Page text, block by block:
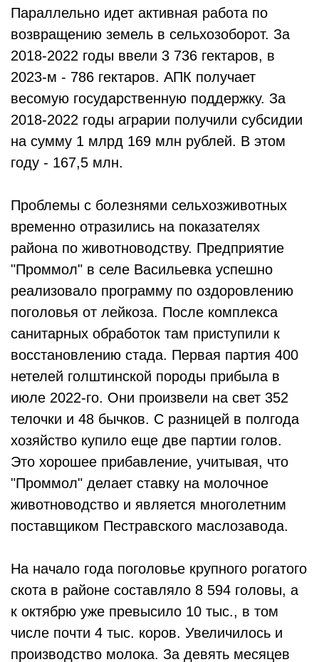
Параллельно идет активная работа по
возвращению земель в сельхоз­оборот. За
2018-2022 годы ввели 3 736 гектаров, в
2023-м - 786 гектаров. АПК получает
весомую государственную поддержку. За
2018-2022 годы аграрии получили субсидии
на сумму 1 млрд 169 млн рублей. В этом
году - 167,5 млн.
Проблемы с болезнями сельхозживотных
временно отра­зились на показателях
района по животноводству. Предприятие
"Проммол" в селе Васильевка успешно
реализовало программу по оздоровлению
поголовья от лейкоза. После комплекса
санитарных обработок там приступили к
восстановлению стада. Первая партия 400
нетелей голштинской породы прибыла в
июле 2022-го. Они произвели на свет 352
телочки и 48 бычков. С разницей в полгода
хозяйство купило еще две партии голов.
Это хорошее прибавление, учитывая, что
"Проммол" делает ставку на молочное
животноводство и является многолетним
поставщиком Пестравского маслозавода.
На начало года поголовье крупного рогатого
скота в районе составляло 8 594 головы, а
к октябрю уже превысило 10 тыс., в том
числе почти 4 тыс. коров. Увеличилось и
производство молока. За девять месяцев